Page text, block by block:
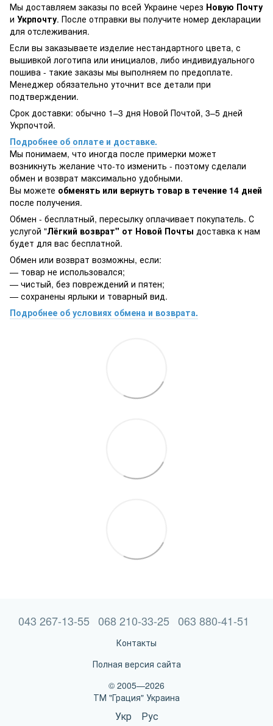
Мы доставляем заказы по всей Украине через Новую Почту
и Укрпочту. После отправки вы получите номер декларации
для отслеживания.
Если вы заказываете изделие нестандартного цвета, с
вышивкой логотипа или инициалов, либо индивидуального
пошива - такие заказы мы выполняем по предоплате.
Менеджер обязательно уточнит все детали при
подтверждении.
Срок доставки: обычно 1–3 дня Новой Почтой, 3–5 дней
Укрпочтой.
Подробнее об оплате и доставке.
Мы понимаем, что иногда после примерки может
возникнуть желание что-то изменить - поэтому сделали
обмен и возврат максимально удобными.
Вы можете обменять или вернуть товар в течение 14 дней
после получения.
Обмен - бесплатный, пересылку оплачивает покупатель. С
услугой "Лёгкий возврат" от Новой Почты доставка к нам
будет для вас бесплатной.
Обмен или возврат возможны, если:
— товар не использовался;
— чистый, без повреждений и пятен;
— сохранены ярлыки и товарный вид.
Подробнее об условиях обмена и возврата.
043 267-13-55 068 210-33-25 063 880-41-51
Контакты
Полная версия сайта
© 2005—2026
ТМ "Грация" Украина
Укр Рус